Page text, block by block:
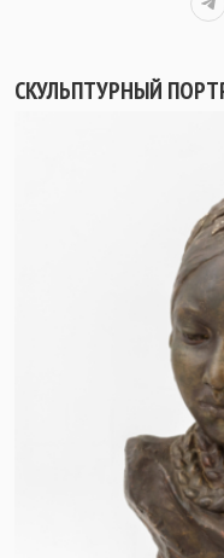
СКУЛЬПТУРНЫЙ